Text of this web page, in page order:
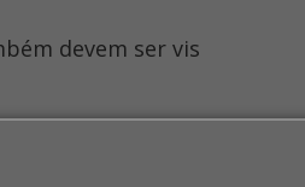
devem ser vis